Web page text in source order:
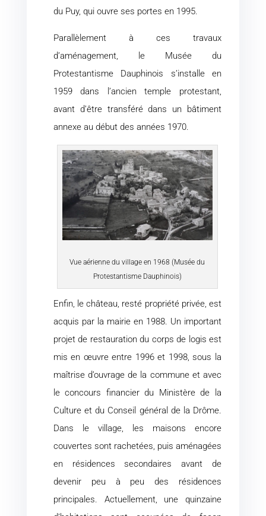
du Puy, qui ouvre ses portes en 1995.
Parallèlement à ces travaux
d’aménagement, le Musée du
Protestantisme Dauphinois s’installe en
1959 dans l’ancien temple protestant,
avant d’être transféré dans un bâtiment
annexe au début des années 1970.
Vue aérienne du village en 1968 (Musée du
Protestantisme Dauphinois)
Enfin, le château, resté propriété privée, est
acquis par la mairie en 1988. Un important
projet de restauration du corps de logis est
mis en œuvre entre 1996 et 1998, sous la
maîtrise d’ouvrage de la commune et avec
le concours financier du Ministère de la
Culture et du Conseil général de la Drôme.
Dans le village, les maisons encore
couvertes sont rachetées, puis aménagées
en résidences secondaires avant de
devenir peu à peu des résidences
principales. Actuellement, une quinzaine